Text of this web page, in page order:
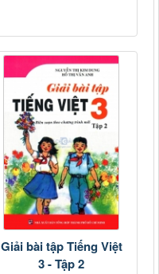
Giải bài tập Tiếng Việt
3 - Tập 2